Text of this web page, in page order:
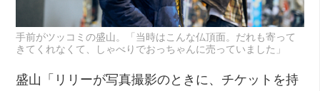
手前がツッコミの盛山。「当時はこんな仏頂面。だれも寄って
きてくれなくて、しゃべりでおっちゃんに売っていました」
盛山「リリーが写真撮影のときに、チケットを持